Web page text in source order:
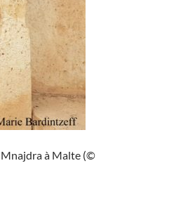
Mnajdra à Malte (©